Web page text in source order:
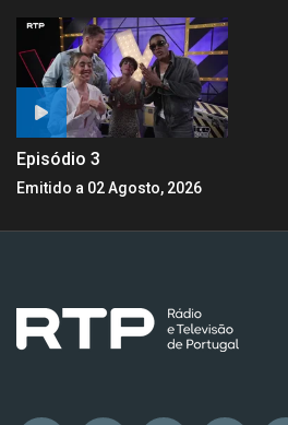
Episódio 3
Emitido a 02 Agosto, 2026